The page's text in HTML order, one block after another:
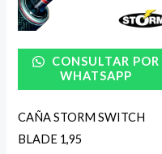
CONSULTAR POR
WHATSAPP
CAÑA STORM SWITCH
BLADE 1,95